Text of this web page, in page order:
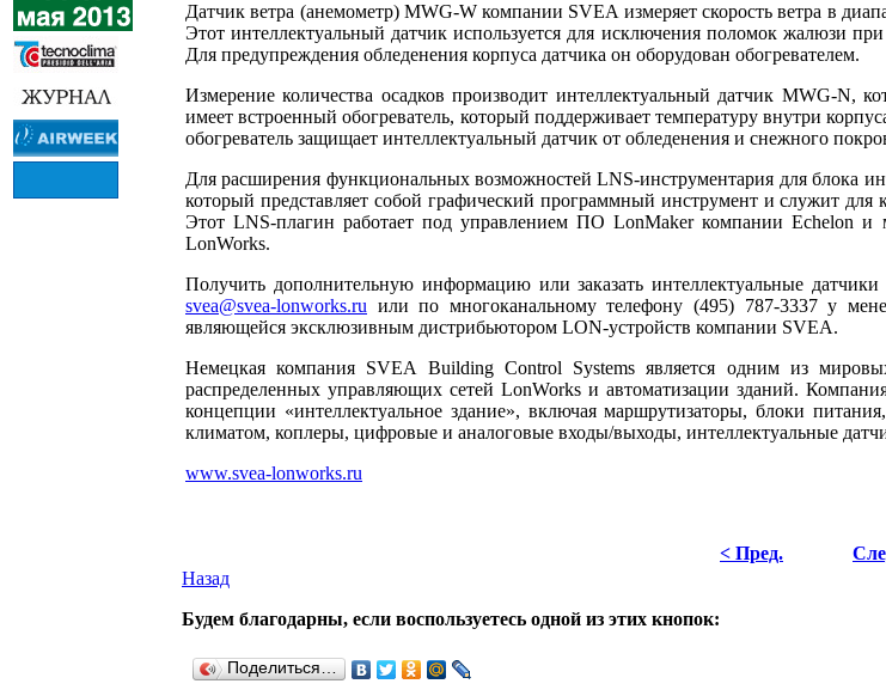
Датчик ветра (анемометр) MWG-W компании SVEA измеряет скорость ветра в
Этот интеллектуальный датчик используется для исключения поломок жалюзи
Для предупреждения обледенения корпуса датчика он оборудован обогревателем.
Измерение количества осадков производит интеллектуальный датчик MWG-N,
имеет встроенный обогреватель, который поддерживает температуру внутри
обогреватель защищает интеллектуальный датчик от обледенения и снежного
Для расширения функциональных возможностей LNS-инструментария для блока
который представляет собой графический программный инструмент и служит
Этот LNS-плагин работает под управлением ПО LonMaker компании Echelon и
LonWorks.
Получить дополнительную информацию или заказать интеллектуальные
svea@svea-lonworks.ru или по многоканальному телефону (495) 787-3337 у
являющейся эксклюзивным дистрибьютором LON-устройств компании SVEA.
Немецкая компания SVEA Building Control Systems является одним из
распределенных управляющих сетей LonWorks и автоматизации зданий.
концепции «интеллектуальное здание», включая маршрутизаторы, блоки
климатом, коплеры, цифровые и аналоговые входы/выходы, интеллектуальные
www.svea-lonworks.ru
< Пред.
Назад
Будем благодарны, если воспользуетесь одной из этих кнопок:
Поделиться…